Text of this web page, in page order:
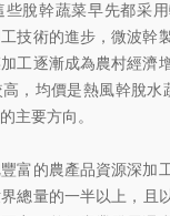
些脫幹蔬菜早先都采
技術的進步，微波幹
工逐漸成為農村經濟
，均價是熱風幹脫水
主要方向。
富的農產品資源深加
總量的一半以上，且